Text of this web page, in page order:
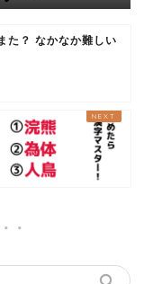
た？ なかなか難しい